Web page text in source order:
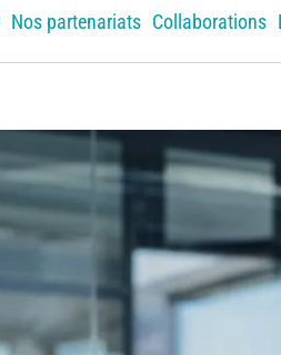
Nos partenariats Collaborations